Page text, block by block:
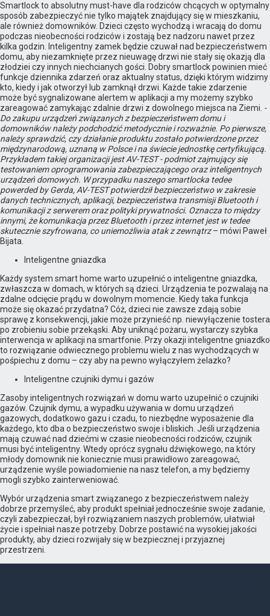
Smartlock to absolutny must-have dla rodziców chcących w optymalny
sposób zabezpieczyć nie tylko majątek znajdujący się w mieszkaniu,
ale również domowników. Dzieci często wychodzą i wracają do domu
podczas nieobecności rodziców i zostają bez nadzoru nawet przez
kilka godzin. Inteligentny zamek będzie czuwał nad bezpieczeństwem
domu, aby niezamknięte przez nieuwagę drzwi nie stały się okazją dla
złodziei czy innych niechcianych gości. Dobry smartlock powinien mieć
funkcje dziennika zdarzeń oraz aktualny status, dzięki którym widzimy
kto, kiedy i jak otworzył lub zamknął drzwi. Każde takie zdarzenie
może być sygnalizowane alertem w aplikacji a my możemy szybko
zareagować zamykając zdalnie drzwi z dowolnego miejsca na Ziemi. -
Do zakupu urządzeń związanych z bezpieczeństwem domu i
domowników należy podchodzić metodycznie i rozważnie. Po pierwsze,
należy sprawdzić, czy działanie produktu zostało potwierdzone przez
międzynarodową, uznaną w Polsce i na świecie jednostkę certyfikującą.
Przykładem takiej organizacji jest AV-TEST - podmiot zajmujący się
testowaniem oprogramowania zabezpieczającego oraz inteligentnych
urządzeń domowych. W przypadku naszego smartlocka tedee
powerded by Gerda, AV-TEST potwierdził bezpieczeństwo w zakresie
danych technicznych, aplikacji, bezpieczeństwa transmisji Bluetooth i
komunikacji z serwerem oraz polityki prywatności. Oznacza to między
innymi, że komunikacja przez Bluetooth i przez internet jest w tedee
skutecznie szyfrowana, co uniemożliwia atak z zewnątrz– mówi Paweł
Bijata.
Inteligentne gniazdka
Każdy system smart home warto uzupełnić o inteligentne gniazdka,
zwłaszcza w domach, w których są dzieci. Urządzenia te pozwalają na
zdalne odcięcie prądu w dowolnym momencie. Kiedy taka funkcja
może się okazać przydatna? Cóż, dzieci nie zawsze zdają sobie
sprawę z konsekwencji, jakie może przynieść np. niewyłączenie tostera
po zrobieniu sobie przekąski. Aby uniknąć pożaru, wystarczy szybka
interwencja w aplikacji na smartfonie. Przy okazji inteligentne gniazdko
to rozwiązanie odwiecznego problemu wielu z nas wychodzących w
pośpiechu z domu – czy aby na pewno wyłączyłem żelazko?
Inteligentne czujniki dymu i gazów
Zasoby inteligentnych rozwiązań w domu warto uzupełnić o czujniki
gazów. Czujnik dymu, a wypadku używania w domu urządzeń
gazowych, dodatkowo gazu i czadu, to niezbędne wyposażenie dla
każdego, kto dba o bezpieczeństwo swoje i bliskich. Jeśli urządzenia
mają czuwać nad dziećmi w czasie nieobecności rodziców, czujnik
musi być inteligentny. Wtedy oprócz sygnału dźwiękowego, na który
młody domownik nie koniecznie musi prawidłowo zareagować,
urządzenie wyśle powiadomienie na nasz telefon, a my będziemy
mogli szybko zainterweniować.
Wybór urządzenia smart związanego z bezpieczeństwem należy
dobrze przemyśleć, aby produkt spełniał jednocześnie swoje zadanie,
czyli zabezpieczał, był rozwiązaniem naszych problemów, ułatwiał
życie i spełniał nasze potrzeby. Dobrze postawić na wysokiej jakości
produkty, aby dzieci rozwijały się w bezpiecznej i przyjaznej
przestrzeni.